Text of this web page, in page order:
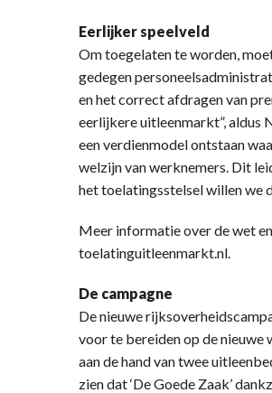
Eerlijker speelveld
Om toegelaten te worden,
gedegen
en het correct afdragen van
eerlijkere uitleenmarkt”, aldus
een verdienmodel ontstaan
welzijn van werknemers. Dit
het toelatingsstelsel willen we
Meer informatie over de wet
toelatinguitleenmarkt.nl.
De campagne
De nieuwe
voor te bereiden op de nieuwe
aan de hand van twee
zien dat ‘De Goede Zaak’